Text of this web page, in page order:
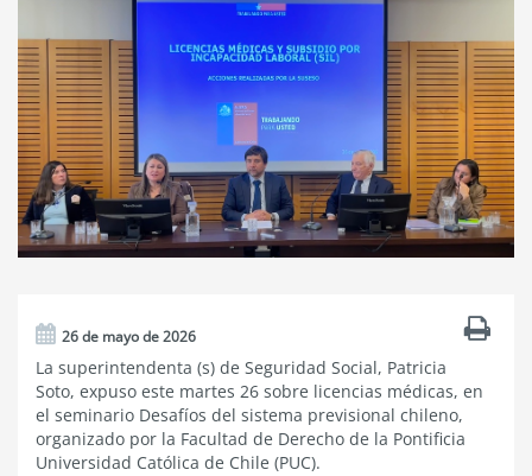
26 de mayo de 2026
La superintendenta (s) de Seguridad Social, Patricia
Soto, expuso este martes 26 sobre licencias médicas, en
el seminario Desafíos del sistema previsional chileno,
organizado por la Facultad de Derecho de la Pontificia
Universidad Católica de Chile (PUC).